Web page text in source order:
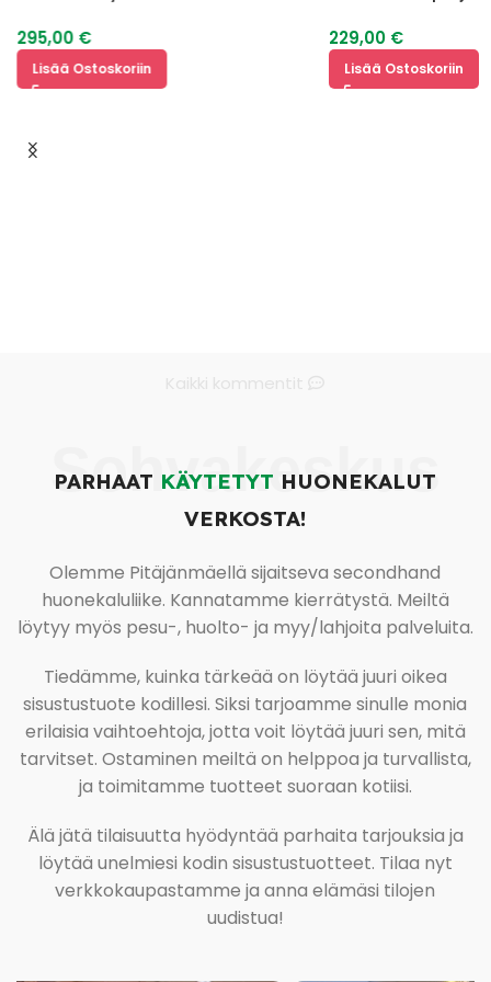
295,00 €
Lisää Ostoskoriin
229,00 €
Lisää Ostoskoriin
Sohvakeskus
PARHAAT KÄYTETYT HUONEKALUT
VERKOSTA!
Olemme Pitäjänmäellä sijaitseva secondhand
huonekaluliike. Kannatamme kierrätystä. Meiltä
löytyy myös pesu-, huolto- ja myy/lahjoita palveluita.
Tiedämme, kuinka tärkeää on löytää juuri oikea
sisustustuote kodillesi. Siksi tarjoamme sinulle monia
erilaisia vaihtoehtoja, jotta voit löytää juuri sen, mitä
tarvitset. Ostaminen meiltä on helppoa ja turvallista,
ja toimitamme tuotteet suoraan kotiisi.
Älä jätä tilaisuutta hyödyntää parhaita tarjouksia ja
löytää unelmiesi kodin sisustustuotteet. Tilaa nyt
verkkokaupastamme ja anna elämäsi tilojen
uudistua!